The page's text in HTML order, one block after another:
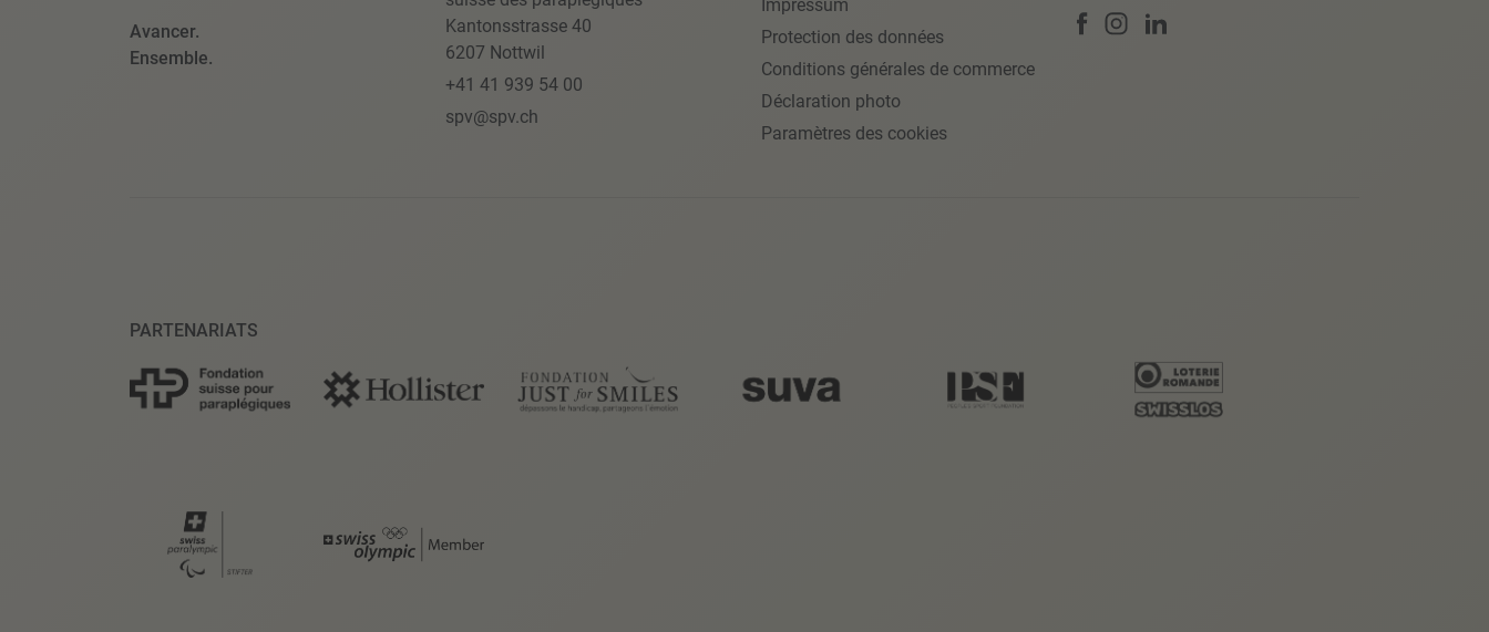
Avancer.
Ensemble.
Kantonsstrasse 40
6207 Nottwil
+41 41 939 54 00
spv@spv.ch
Impressum
Protection des données
Conditions générales de commerce
Déclaration photo
Paramètres des cookies
PARTENARIATS